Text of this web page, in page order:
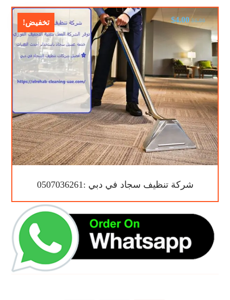
تخفيض!
شركة تنظيف سجاد في دبي :0507036261
$6.00
$4.00